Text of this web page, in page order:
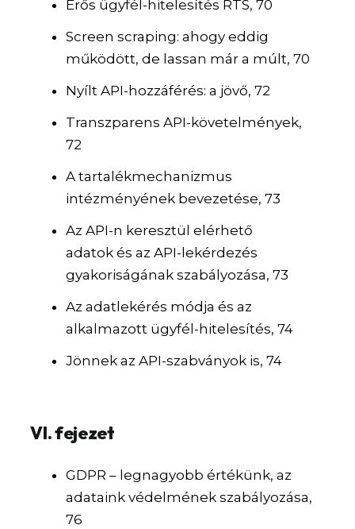
Erős ügyfél-hitelesítés RTS, 70
Screen scraping: ahogy eddig
működött, de lassan már a múlt, 70
Nyílt API-hozzáférés: a jövő, 72
Transzparens API-követelmények,
72
A tartalékmechanizmus
intézményének bevezetése, 73
Az API-n keresztül elérhető
adatok és az API-lekérdezés
gyakoriságának szabályozása, 73
Az adatlekérés módja és az
alkalmazott ügyfél-hitelesítés, 74
Jönnek az API-szabványok is, 74
VI. fejezet
GDPR – legnagyobb értékünk, az
adataink védelmének szabályozása,
76